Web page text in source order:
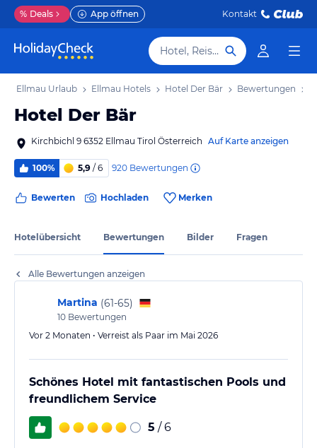
% Deals App öffnen Kontakt
Hotel, Reiseziel
Ellmau Urlaub Ellmau Hotels Hotel Der Bär Bewertungen
Hotel Der Bär
Kirchbichl 9 6352 Ellmau Tirol Österreich Auf Karte anzeigen
100% 5,9 / 6 920 Bewertungen
Bewerten Hochladen Merken
Hotelübersicht Bewertungen Bilder Fragen
Alle Bewertungen anzeigen
Martina (61-65)
10 Bewertungen
Vor 2 Monaten • Verreist als Paar im Mai 2026
Schönes Hotel mit fantastischen Pools und
freundlichem Service
5 / 6